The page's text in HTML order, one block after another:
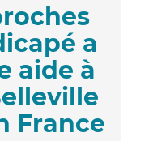
a
aide à
France